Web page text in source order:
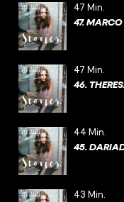
47 Min.
47.
47 Min.
46.
44 Min.
45.
43 Min.